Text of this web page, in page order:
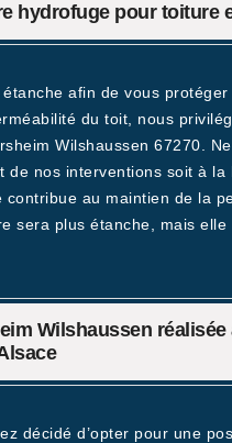
hydrofuge pour toiture
afin de vous
du toit, nous
Wilshaussen 67270.
nos interventions soit à
au maintien de la
sera plus étanche, mais
Wilshaussen
décidé d’opter pour une